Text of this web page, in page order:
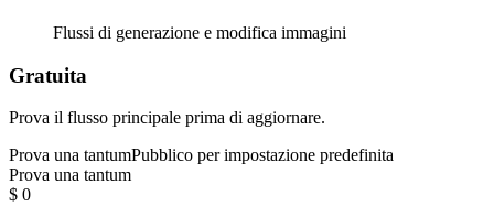
Flussi di generazione e modifica immagini
Gratuita
Prova il flusso principale prima di aggiornare.
Prova una tantumPubblico per impostazione predefinita
Prova una tantum
$ 0